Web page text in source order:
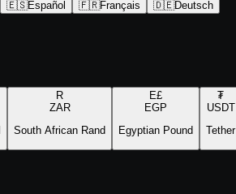
🇪🇸Español 🇫🇷Français 🇩🇪Deutsch
R
ZAR
South African Rand
E£
EGP
Egyptian Pound
₮
USDT
Tether